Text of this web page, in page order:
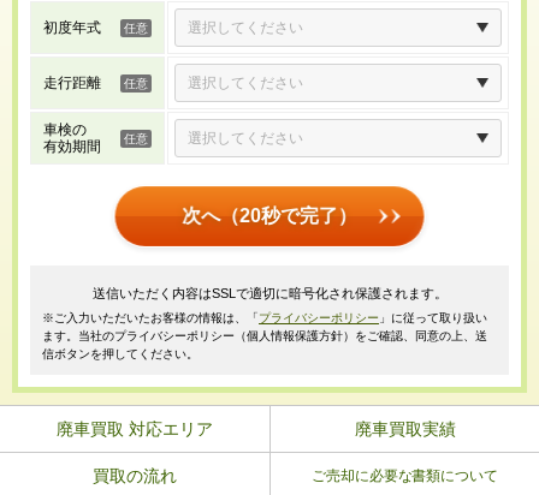
初度年式
走行距離
車検の
有効期間
次へ（20秒で完了）
送信いただく内容はSSLで適切に暗号化され保護されます。
※ご入力いただいたお客様の情報は、「プライバシーポリシー 」に従って取り扱い
ます。当社のプライバシーポリシー（個人情報保護方針）をご確認、同意の上、送
信ボタンを押してください。
廃車買取 対応エリア 廃車買取実績
買取の流れ ご売却に必要な書類について